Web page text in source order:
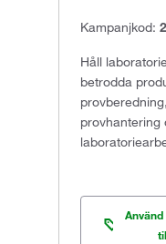
Kampanjkod:
Håll
betrodda
provhantering